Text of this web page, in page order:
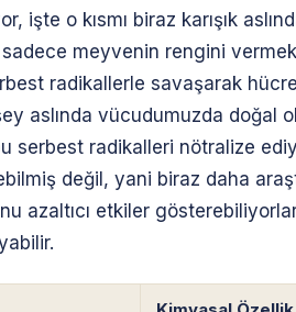
işte o kısmı biraz karışık
meyvenin rengini
radikallerle savaşarak
aslında vücudumuzda doğal
serbest radikalleri nötralize
değil, yani biraz daha
azaltıcı etkiler